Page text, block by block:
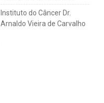
Instituto do Câncer Dr.
Arnaldo Vieira de Carvalho